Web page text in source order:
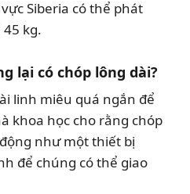
Siberia có thể phát
kg.
lại có chóp lông dài?
linh miêu quá ngắn để
khoa học cho rằng chóp
như một thiết bị
để chúng có thể giao